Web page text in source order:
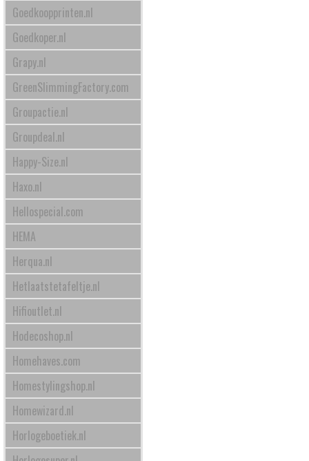
Goedkoopprinten.nl
Goedkoper.nl
Grapy.nl
GreenSlimmingFactory.com
Groupactie.nl
Groupdeal.nl
Happy-Size.nl
Haxo.nl
Hellospecial.com
HEMA
Herqua.nl
Hetlaatstetafeltje.nl
Hifioutlet.nl
Hodecoshop.nl
Homehaves.com
Homestylingshop.nl
Homewizard.nl
Horlogeboetiek.nl